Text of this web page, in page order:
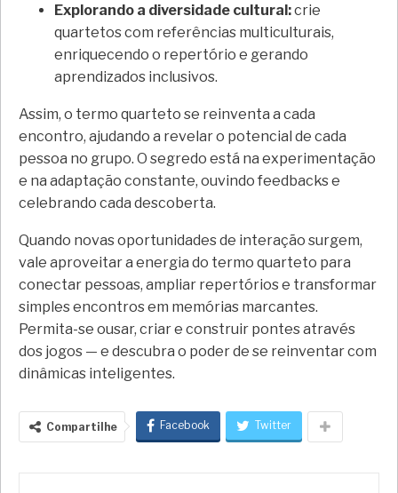
Explorando a diversidade cultural:crie
quartetos com referências multiculturais,
enriquecendo o repertório e gerando
aprendizados inclusivos.
Assim, o termo quarteto se reinventa a cada
encontro, ajudando a revelar o potencial de cada
pessoa no grupo. O segredo está na experimentação
e na adaptação constante, ouvindo feedbacks e
celebrando cada descoberta.
Quando novas oportunidades de interação surgem,
vale aproveitar a energia do termo quarteto para
conectar pessoas, ampliar repertórios e transformar
simples encontros em memórias marcantes.
Permita-se ousar, criar e construir pontes através
dos jogos — e descubra o poder de se reinventar com
dinâmicas inteligentes.
Compartilhe Facebook Twitter